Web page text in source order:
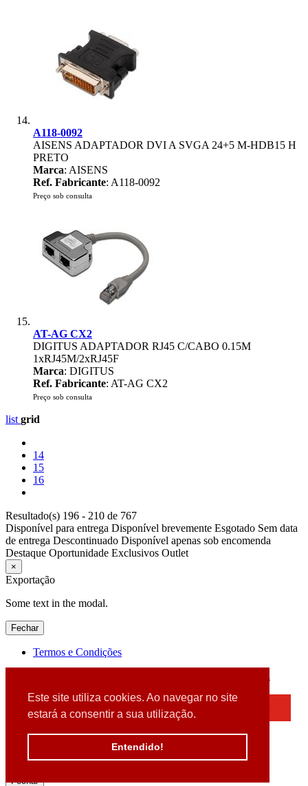
Este site utiliza cookies. Ao navegar no site
estará a consentir a sua utilização.
Entendido!
A118-0092
AISENS ADAPTADOR DVI A SVGA 24+5 M-HDB15 H
PRETO
Marca: AISENS
Ref. Fabricante: A118-0092
Preço sob consulta
AT-AG CX2
DIGITUS ADAPTADOR RJ45 C/CABO 0.15M
1xRJ45M/2xRJ45F
Marca: DIGITUS
Ref. Fabricante: AT-AG CX2
Preço sob consulta
list grid
14
15
16
Resultado(s) 196 - 210 de 767
Disponível para entrega Disponível brevemente Esgotado Sem data
de entrega Descontinuado Disponível apenas sob encomenda
Destaque Oportunidade Exclusivos Outlet
×
Exportação
Some text in the modal.
Fechar
Termos e Condições
Detectamos que está a usar um browser desatualizado
Por favor, atualize o seu browser
para garantir uma melhor experiência.
Fechar